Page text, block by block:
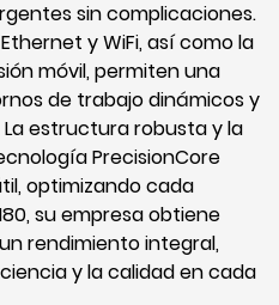
sin complicaciones.
y WiFi, así como la
móvil, permiten una
de trabajo dinámicos y
estructura robusta y la
PrecisionCore
optimizando cada
su empresa obtiene
rendimiento integral,
y la calidad en cada